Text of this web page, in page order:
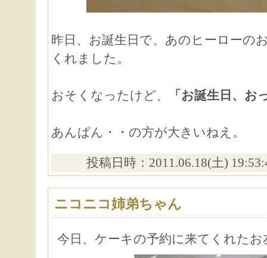
昨日、お誕生日で、あのヒーローの
くれました。
おそくなったけど、 「お誕生日、お
あんぱん・・の方が大きいねえ。
投稿日時：2011.06.18(土)
ニコニコ姉弟ちゃん
今日、ケーキの予約に来てくれたお